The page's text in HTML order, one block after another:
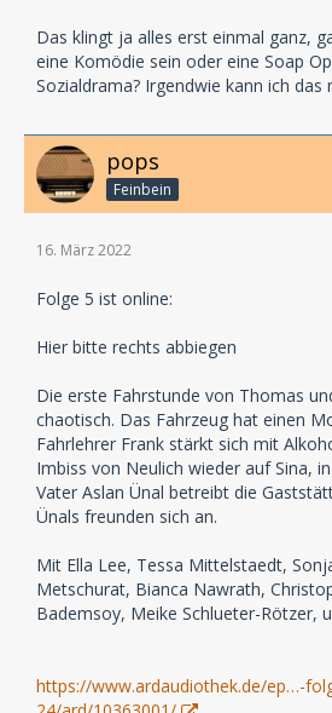
Das klingt ja alles erst einmal ganz,
eine Komödie sein oder eine Soap
Sozialdrama? Irgendwie kann ich das
pops
Feinbein
16. März 2022
Folge 5 ist online:
Hier bitte rechts abbiegen
Die erste Fahrstunde von Thomas
chaotisch. Das Fahrzeug hat einen
Fahrlehrer Frank stärkt sich mit
Imbiss von Neulich wieder auf Sina,
Vater Aslan Ünal betreibt die
Ünals freunden sich an.
Mit Ella Lee, Tessa Mittelstaedt,
Metschurat, Bianca Nawrath,
Bademsoy, Meike Schlueter-Rötzer,
https://www.ardaudiothek.de/ep…-